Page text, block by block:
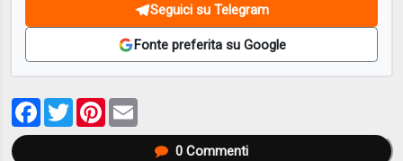
Seguici su Telegram
Fonte preferita su Google
Facebook
TwitterPinterest
0Commenti